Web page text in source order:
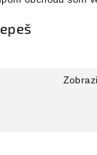
obchodu je 5 z 5